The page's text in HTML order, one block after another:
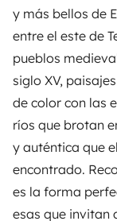
y más bellos de
entre el este de
pueblos
siglo XV,
de color con las
ríos que brotan
y auténtica que
encontrado.
es la forma
esas que invitan